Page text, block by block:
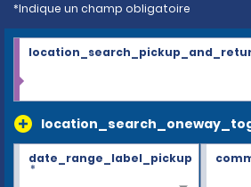
*Indique un champ obligatoire
date_range_label_pickup
*